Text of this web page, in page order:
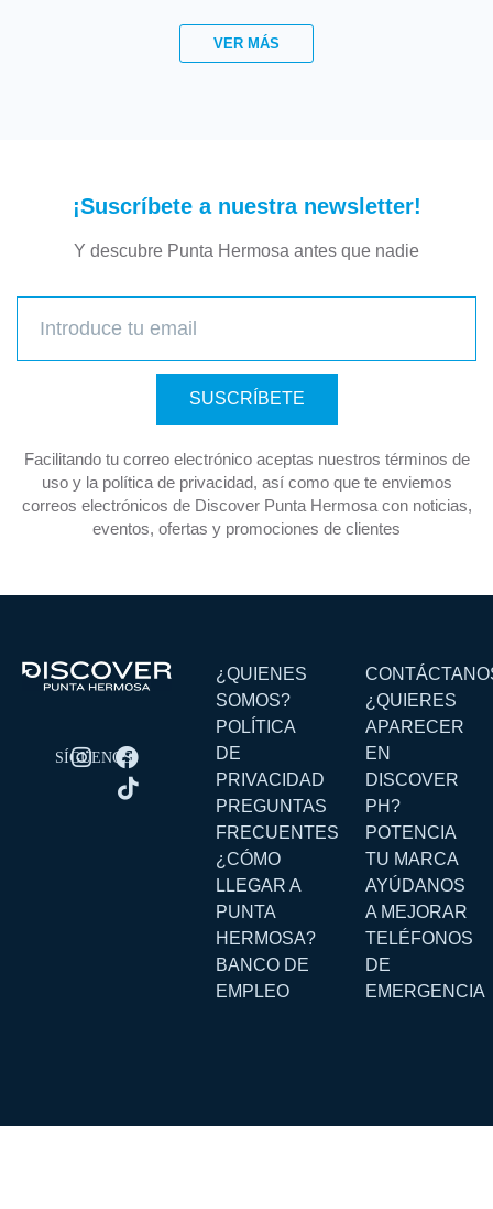
VER MÁS
¡Suscríbete a nuestra newsletter!
Y descubre Punta Hermosa antes que nadie
SUSCRÍBETE
Facilitando tu correo electrónico aceptas nuestros términos de
uso y la política de privacidad, así como que te enviemos
correos electrónicos de Discover Punta Hermosa con noticias,
eventos, ofertas y promociones de clientes
¿QUIENES
SOMOS?
POLÍTICA
DE
PRIVACIDAD
PREGUNTAS
FRECUENTES
¿CÓMO
LLEGAR A
PUNTA
HERMOSA?
BANCO DE
EMPLEO
¿QUIERES
APARECER
EN
DISCOVER
PH?
POTENCIA
TU MARCA
AYÚDANOS
A MEJORAR
TELÉFONOS
DE
EMERGENCIA